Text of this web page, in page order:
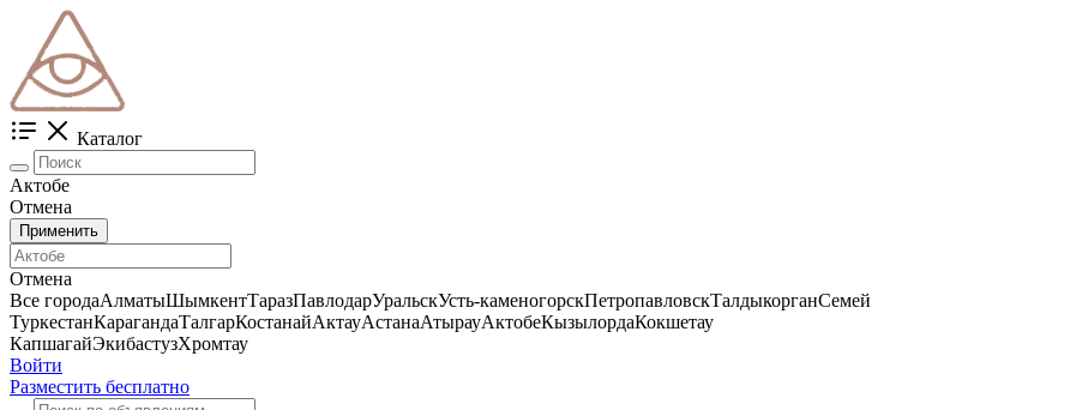
Каталог
Актобе
Отмена
Применить
Отмена
Все городаАлматыШымкентТаразПавлодарУральскУсть-каменогорскПетропавловскТалдыкорганСемей
ТуркестанКарагандаТалгарКостанайАктауАстанаАтырауАктобеКызылордаКокшетау
КапшагайЭкибастузХромтау
Войти
Разместить бесплатно